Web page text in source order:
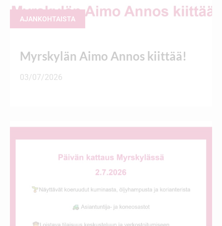
AJANKOHTAISTA
Myrskylän Aimo Annos kiittää!
03/07/2026